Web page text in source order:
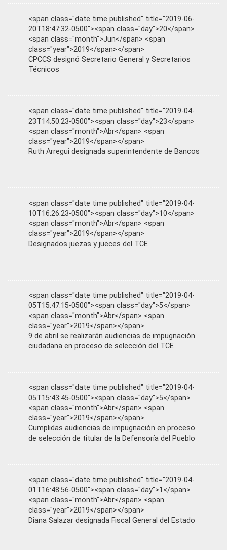
<span class="date time published" title="2019-06-
20T18:47:32-0500"><span class="day">20</span>
<span class="month">Jun</span> <span
class="year">2019</span></span>
CPCCS designó Secretario General y Secretarios
Técnicos
<span class="date time published" title="2019-04-
23T14:50:23-0500"><span class="day">23</span>
<span class="month">Abr</span> <span
class="year">2019</span></span>
Ruth Arregui designada superintendente de Bancos
<span class="date time published" title="2019-04-
10T16:26:23-0500"><span class="day">10</span>
<span class="month">Abr</span> <span
class="year">2019</span></span>
Designados juezas y jueces del TCE
<span class="date time published" title="2019-04-
05T15:47:15-0500"><span class="day">5</span>
<span class="month">Abr</span> <span
class="year">2019</span></span>
9 de abril se realizarán audiencias de impugnación
ciudadana en proceso de selección del TCE
<span class="date time published" title="2019-04-
05T15:43:45-0500"><span class="day">5</span>
<span class="month">Abr</span> <span
class="year">2019</span></span>
Cumplidas audiencias de impugnación en proceso
de selección de titular de la Defensoría del Pueblo
<span class="date time published" title="2019-04-
01T16:48:56-0500"><span class="day">1</span>
<span class="month">Abr</span> <span
class="year">2019</span></span>
Diana Salazar designada Fiscal General del Estado